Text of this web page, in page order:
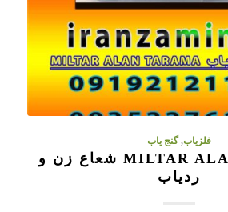
فلزیاب,گنج یاب
MILTAR ALAN TARAMA شعاع زن و
ردیاب